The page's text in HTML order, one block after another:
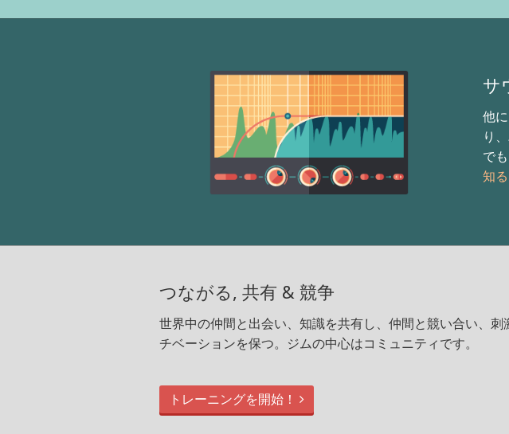
サ
他
り
で
知る
つながる, 共有 & 競争
世界中の仲間と出会い、知識を共有し、仲間と競い合い、刺
チベーションを保つ。ジムの中心はコミュニティです。
トレーニングを開始！